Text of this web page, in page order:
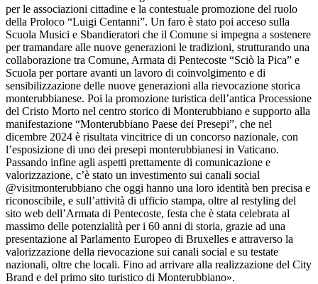
per le associazioni cittadine e la contestuale promozione del ruolo
della Proloco “Luigi Centanni”. Un faro è stato poi acceso sulla
Scuola Musici e Sbandieratori che il Comune si impegna a sostenere
per tramandare alle nuove generazioni le tradizioni, strutturando una
collaborazione tra Comune, Armata di Pentecoste “Sciò la Pica” e
Scuola per portare avanti un lavoro di coinvolgimento e di
sensibilizzazione delle nuove generazioni alla rievocazione storica
monterubbianese. Poi la promozione turistica dell’antica Processione
del Cristo Morto nel centro storico di Monterubbiano e supporto alla
manifestazione “Monterubbiano Paese dei Presepi”, che nel
dicembre 2024 è risultata vincitrice di un concorso nazionale, con
l’esposizione di uno dei presepi monterubbianesi in Vaticano.
Passando infine agli aspetti prettamente di comunicazione e
valorizzazione, c’è stato un investimento sui canali social
@visitmonterubbiano che oggi hanno una loro identità ben precisa e
riconoscibile, e sull’attività di ufficio stampa, oltre al restyling del
sito web dell’Armata di Pentecoste, festa che è stata celebrata al
massimo delle potenzialità per i 60 anni di storia, grazie ad una
presentazione al Parlamento Europeo di Bruxelles e attraverso la
valorizzazione della rievocazione sui canali social e su testate
nazionali, oltre che locali. Fino ad arrivare alla realizzazione del City
Brand e del primo sito turistico di Monterubbiano».